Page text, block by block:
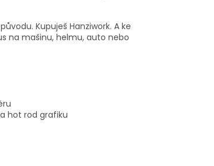
Kupuješ Hanziwork. A ke
na mašinu, helmu, auto nebo
hot rod grafiku